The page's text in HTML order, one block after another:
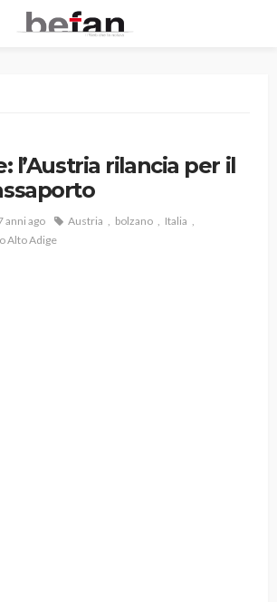
l’Austria rilancia per il
anni ago Austria bolzano
Italia
Alto Adige